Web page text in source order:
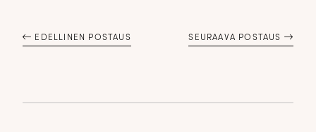
EDELLINEN POSTAUS SEURAAVA POSTAUS